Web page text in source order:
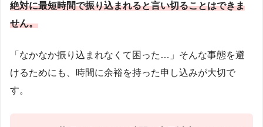
絶対に最短時間で振り込まれると言い切ることはできま
せん。
「なかなか振り込まれなくて困った…」そんな事態を避
けるためにも、時間に余裕を持った申し込みが大切で
す。